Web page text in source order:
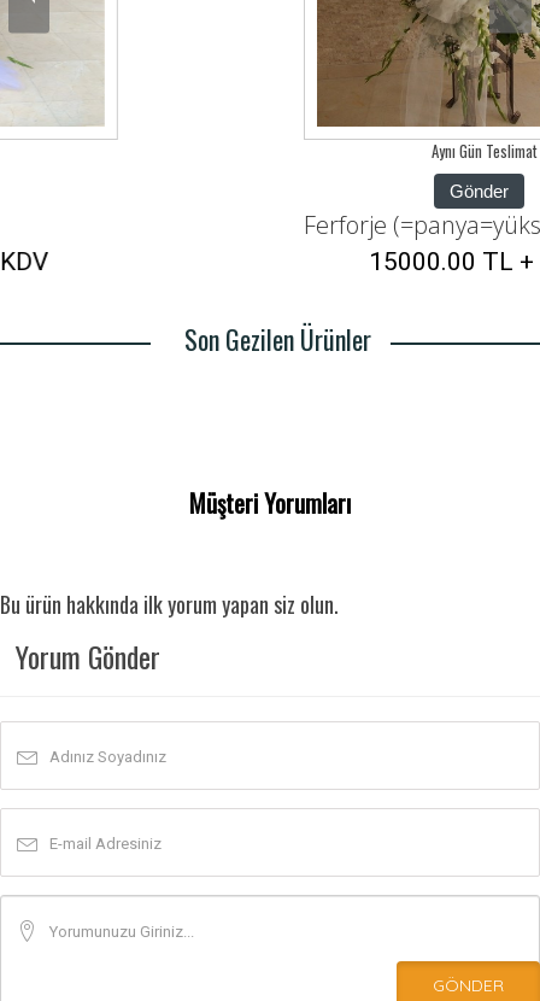
Ferforje (=panya=yüksek boy arajman)
Son Gezilen Ürünler
Müşteri Yorumları
Bu ürün hakkında ilk yorum yapan siz olun.
Yorum Gönder